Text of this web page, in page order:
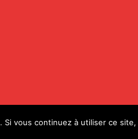
vous continuez à utiliser ce